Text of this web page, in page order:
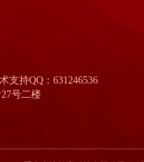
持QQ：631246536
号二楼